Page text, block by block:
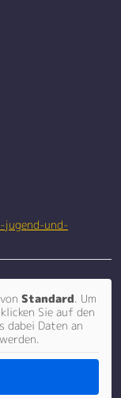
und-
Standard. Um
Sie auf den
dabei Daten an